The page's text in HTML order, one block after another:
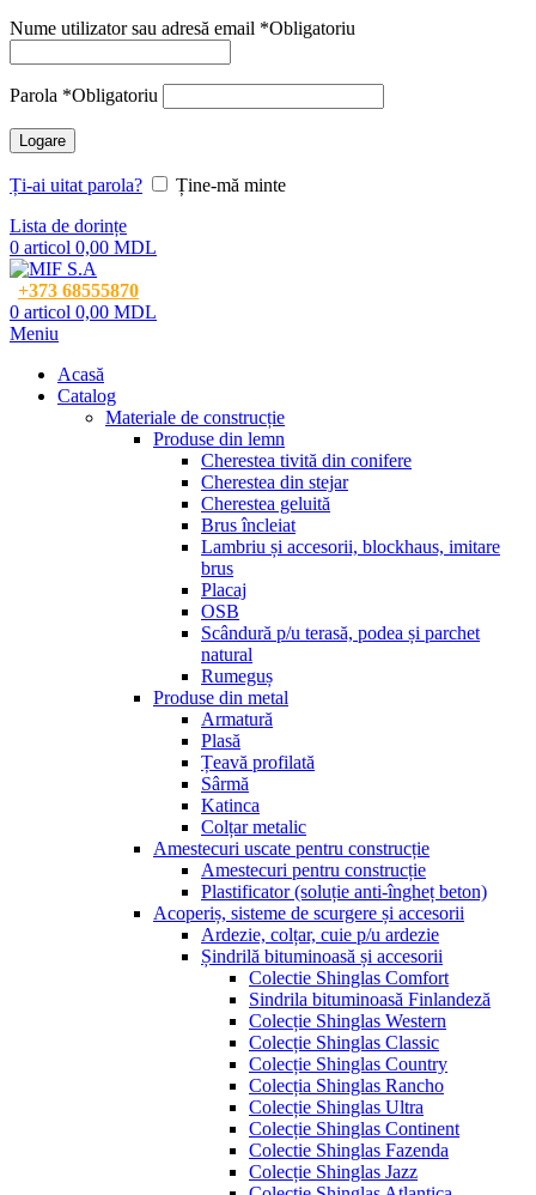
Nume utilizator sau adresă email *Obligatoriu
Parola *Obligatoriu
Logare
Ți-ai uitat parola?
Ține-mă minte
Lista de dorințe
0 articol 0,00 MDL
+373 68555870
0 articol 0,00 MDL
Meniu
Acasă
Catalog
Materiale de construcție
Produse din lemn
Cherestea tivită din conifere
Cherestea din stejar
Cherestea geluită
Brus încleiat
Lambriu și accesorii, blockhaus, imitare
brus
Placaj
OSB
Scândură p/u terasă, podea și parchet
natural
Rumeguș
Produse din metal
Armatură
Plasă
Țeavă profilată
Sârmă
Katinca
Colțar metalic
Amestecuri uscate pentru construcție
Amestecuri pentru construcție
Plastificator (soluție anti-îngheț beton)
Acoperiș, sisteme de scurgere și accesorii
Ardezie, colțar, cuie p/u ardezie
Șindrilă bituminoasă și accesorii
Colectie Shinglas Comfort
Sindrila bituminoasă Finlandeză
Colecție Shinglas Western
Colecție Shinglas Classic
Colecție Shinglas Country
Colecția Shinglas Rancho
Colecție Shinglas Ultra
Colecție Shinglas Continent
Colectie Shinglas Fazenda
Colecție Shinglas Jazz